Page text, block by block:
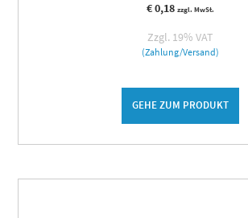
€0,18 zzgl. MwSt.
Zzgl. 19% VAT
(Zahlung/Versand)
GEHE ZUM PRODUKT